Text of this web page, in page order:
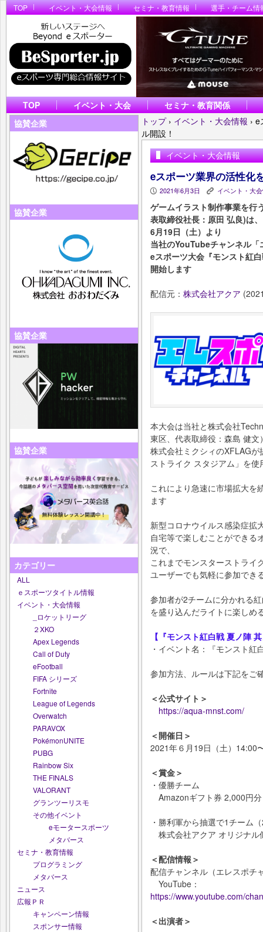
TOP イベント・大会情報 セミナ・教育情報 選手・チーム情
TOP イベント・大会
セミナ・教育関係
協賛企業
協賛企業
協賛企業
協賛企業
カテゴリー
ALL
ｅスポーツタイトル情報
イベント・大会情報
_ロケットリーグ
２XKO
Apex Legends
Call of Duty
eFootball
FIFA シリーズ
Fortnite
League of Legends
Overwatch
PARAVOX
PokémonUNITE
PUBG
Rainbow Six
THE FINALS
VALORANT
グランツーリスモ
その他イベント
eモータースポーツ
メタバース
セミナ・教育情報
プログラミング
メタバース
ニュース
広報ＰＲ
キャンペーン情報
スポンサー情報
トップ › イベント・大会情報 › e
ル開設！
イベント・大会情報
eスポーツ業界の活性化
P 2021年6月3日 K イベント・大
ゲームイラスト制作事業を行
表取締役社長：原田 弘良)は、
6月19日（土）より
当社のYouTubeチャンネル「
eスポーツ大会『モンスト紅
開始します
配信元： 株式会社アクア
本大会は当社と株式会社
東区、代表取締役：森島 健
株式会社ミクシィのXFLAG
ストライク スタジアム」を
これにより急速に市場拡大を
ます
新型コロナウイルス感染症拡
自宅等で楽しむことができる
況で、
これまでモンスターストライ
ユーザーでも気軽に参加でき
参加者が2チームに分かれる
を盛り込んだライトに楽しめ
【『モンスト紅白戦 夏ノ陣
・イベント名：『モンスト紅
参加方法、ルールは下記をご
＜公式サイト＞
https://aqua-mnst.com/
＜開催日＞
2021年６月19日（土）14:00
＜賞金＞
・優勝チーム
Amazonギフト券 2,000円分
・勝利軍から抽選で1チーム
株式会社アクア オリジナル
＜配信情報＞
配信チャンネル（エレスポチ
YouTube：
https://www.youtube.com/
＜出演者＞